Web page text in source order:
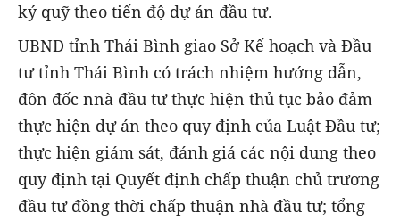
ký quỹ theo tiến độ dự án đầu tư.
UBND tỉnh Thái Bình giao Sở Kế hoạch và Đầu
tư tỉnh Thái Bình có trách nhiệm hướng dẫn,
đôn đốc nnà đầu tư thực hiện thủ tục bảo đảm
thực hiện dự án theo quy định của Luật Đầu tư;
thực hiện giám sát, đánh giá các nội dung theo
quy định tại Quyết định chấp thuận chủ trương
đầu tư đồng thời chấp thuận nhà đầu tư; tổng